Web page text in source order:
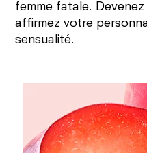
femme fatale.
affirmez votre
sensualité.